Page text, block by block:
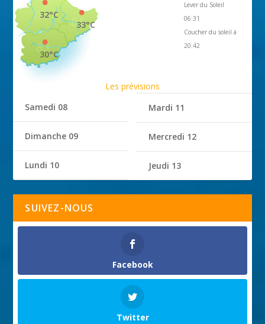
33°C
32°C
30°C
Lever du Soleil
06:31
Coucher du soleil à
20:42
Les prévisions
Samedi 08
Dimanche 09
Lundi 10
Mardi 11
Mercredi 12
Jeudi 13
SUIVEZ-NOUS
Facebook
Twitter